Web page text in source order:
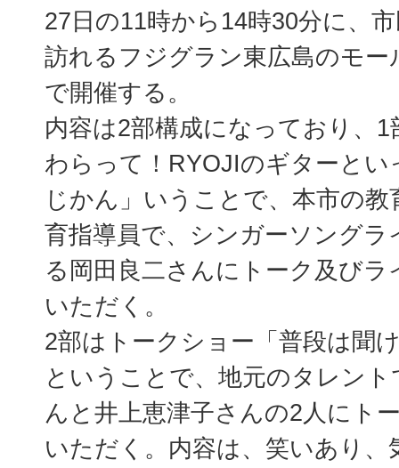
27日の11時から14時30分に、
訪れるフジグラン東広島のモー
で開催する。
内容は2部構成になっており、
わらって！RYOJIのギターと
じかん」いうことで、本市の教
育指導員で、シンガーソング
る岡田良二さんにトーク及び
いただく。
2部はトークショー「普段は聞
ということで、地元のタレン
んと井上恵津子さんの2人にト
いただく。内容は、笑いあり、